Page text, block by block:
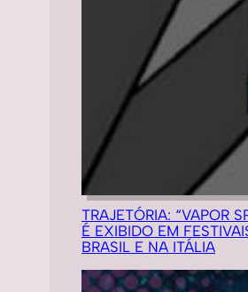
TRAJETÓRIA: “VAPOR
É EXIBIDO EM
BRASIL E NA ITÁLIA